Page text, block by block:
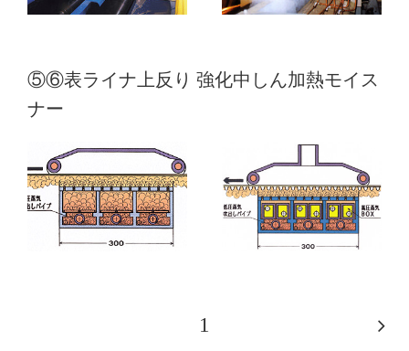
⑤⑥表ライナ上反り 強化中しん加熱モイス
ナー
1